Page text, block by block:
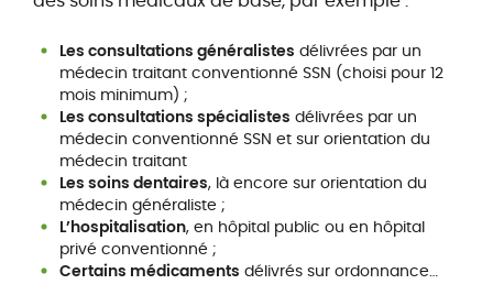
Les consultations généralistes délivrées par un
médecin traitant conventionné SSN (choisi pour 12
mois minimum) ;
Les consultations spécialistes délivrées par un
médecin conventionné SSN et sur orientation du
médecin traitant
Les soins dentaires, là encore sur orientation du
médecin généraliste ;
L’hospitalisation, en hôpital public ou en hôpital
privé conventionné ;
Certains médicaments délivrés sur ordonnance…